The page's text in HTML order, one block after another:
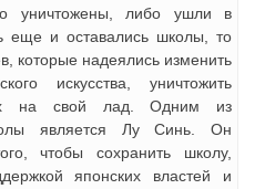
уничтожены, либо ушли в
еще и оставались школы, то
которые надеялись изменить
искусства, уничтожить
на свой лад. Одним из
является Лу Синь. Он
чтобы сохранить школу,
японских властей и